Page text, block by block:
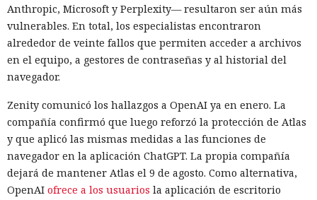
Anthropic, Microsoft y Perplexity— resultaron ser aún más
vulnerables. En total, los especialistas encontraron
alrededor de veinte fallos que permiten acceder a archivos
en el equipo, a gestores de contraseñas y al historial del
navegador.
Zenity comunicó los hallazgos a OpenAI ya en enero. La
compañía confirmó que luego reforzó la protección de Atlas
y que aplicó las mismas medidas a las funciones de
navegador en la aplicación ChatGPT. La propia compañía
dejará de mantener Atlas el 9 de agosto. Como alternativa,
OpenAI ofrece a los usuarios la aplicación de escritorio